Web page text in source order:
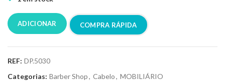
ADICIONAR COMPRA RÁPIDA
REF: DP.5030
Categorias: Barber Shop, Cabelo, MOBILIÁRIO